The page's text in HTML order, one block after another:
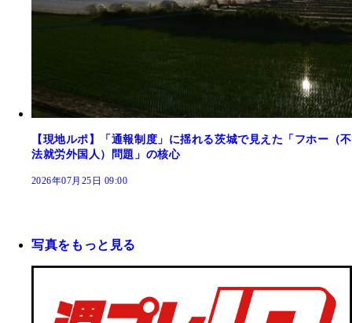
【現地ルポ】「通報制度」に揺れる茨城で見えた「フホー（不
法就労外国人）問題」の核心
2026年07月25日 09:00
写真をもっと見る